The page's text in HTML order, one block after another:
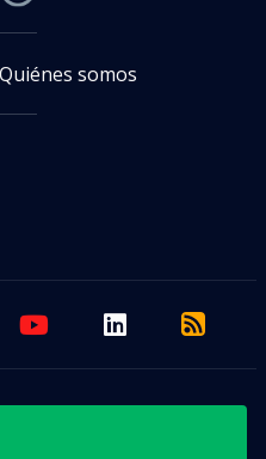
Quiénes somos